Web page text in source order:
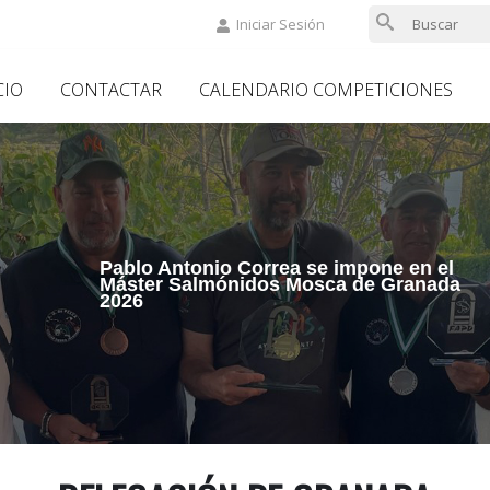
Iniciar Sesión
CONTACTAR CALENDARIO COMPETICIONES
Pablo Antonio Correa se impone en el
Máster Salmónidos Mosca de Granada
2026